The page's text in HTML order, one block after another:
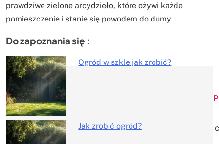
prawdziwe zielone arcydzieło, które ożywi każde
pomieszczenie i stanie się powodem do dumy.
Do zapoznania się :
Ogród w szkle jak zrobić?
Jak zrobić ogród?
Nawigacja
wpisu